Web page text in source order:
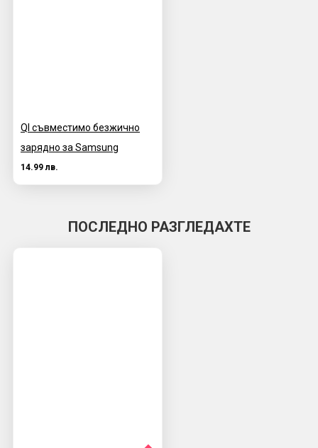
QI съвместимо безжично
зарядно за Samsung
14.99 лв.
ПОСЛЕДНО РАЗГЛЕДАХТЕ